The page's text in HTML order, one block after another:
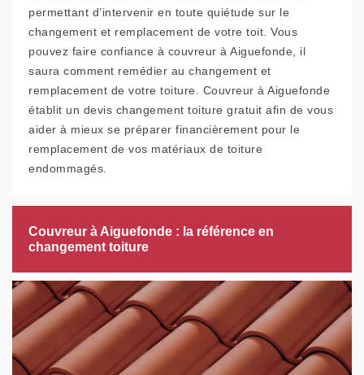
permettant d’intervenir en toute quiétude sur le
changement et remplacement de votre toit. Vous
pouvez faire confiance à couvreur à Aiguefonde, il
saura comment remédier au changement et
remplacement de votre toiture. Couvreur à Aiguefonde
établit un devis changement toiture gratuit afin de vous
aider à mieux se préparer financièrement pour le
remplacement de vos matériaux de toiture
endommagés.
Couvreur à Aiguefonde : la référence en
changement toiture